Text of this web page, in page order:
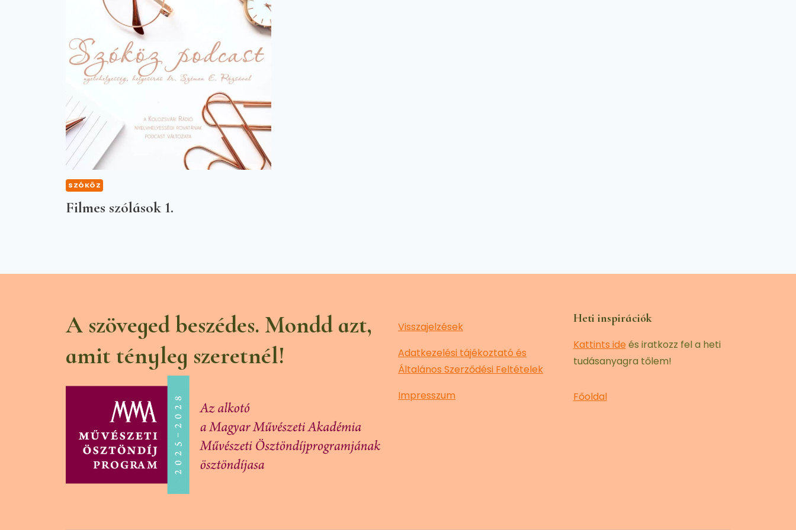
SZÓKÖZ
Filmes szólások 1.
A szöveged beszédes. Mondd azt,
amit tényleg szeretnél!
Visszajelzések
Adatkezelési tájékoztató és
Általános Szerződési Feltételek
Impresszum
Heti inspirációk
Kattints ide és iratkozz fel a heti
tudásanyagra tőlem!
Főoldal